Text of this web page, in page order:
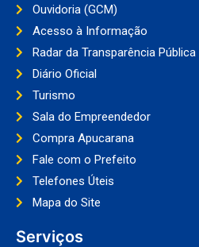
Ouvidoria (GCM)
Acesso à Informação
Radar da Transparência Pública
Diário Oficial
Turismo
Sala do Empreendedor
Compra Apucarana
Fale com o Prefeito
Telefones Úteis
Mapa do Site
Serviços